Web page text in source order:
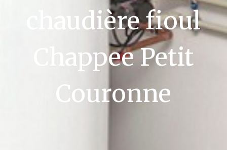
chaudière fioul
Chappee Petit
Couronne